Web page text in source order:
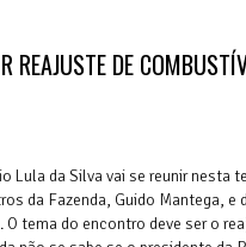
REAJUSTE DE
Lula da Silva vai se reunir nesta
da Fazenda, Guido Mantega, e
O tema do encontro deve ser o